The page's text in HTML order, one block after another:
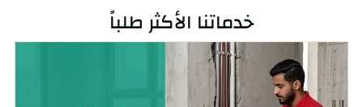
خدماتنا الأكثر طلباً